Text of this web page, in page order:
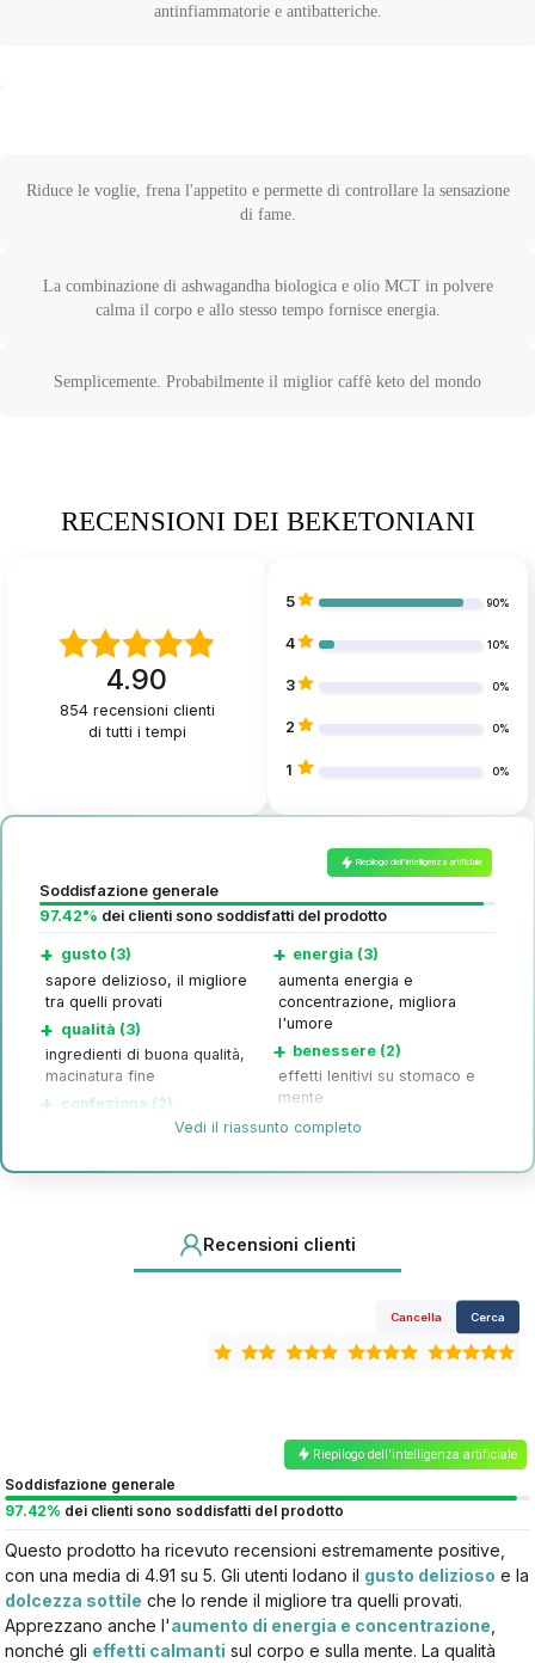
antinfiammatorie e antibatteriche.
Riduce le voglie, frena l'appetito e permette di controllare la sensazione
di fame.
La combinazione di ashwagandha biologica e olio MCT in polvere
calma il corpo e allo stesso tempo fornisce energia.
Semplicemente. Probabilmente il miglior caffè keto del mondo
RECENSIONI DEI BEKETONIANI
4.90
854recensioni clienti
di tutti i tempi
5 90%
4 10%
3 0%
2 0%
1 0%
Riepilogo dell'intelligenza artificiale
Soddisfazione generale
97.42% dei clienti sono soddisfatti del prodotto
+ gusto (3)
sapore delizioso, il migliore
tra quelli provati
+ qualità (3)
ingredienti di buona qualità,
macinatura fine
+ confezione (2)
confezione ben sigillata e
+ energia (3)
aumenta energia e
concentrazione, migliora
l'umore
+ benessere (2)
effetti lenitivi su stomaco e
mente
+ sonno (1)
Vedi il riassunto completo
Recensioni clienti
Cancella Cerca
Riepilogo dell'intelligenza artificiale
Soddisfazione generale
97.42% dei clienti sono soddisfatti del prodotto
Questo prodotto ha ricevuto recensioni estremamente positive,
con una media di 4.91 su 5. Gli utenti lodano il gusto delizioso e la
dolcezza sottile che lo rende il migliore tra quelli provati.
Apprezzano anche l'aumento di energia e concentrazione
nonché gli effetti calmanti sul corpo e sulla mente. La qualità